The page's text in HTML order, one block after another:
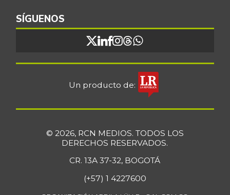
SÍGUENOS
Un producto de:
© 2026, RCN MEDIOS. TODOS LOS
DERECHOS RESERVADOS.
CR. 13A 37-32, BOGOTÁ
(+57) 1 4227600